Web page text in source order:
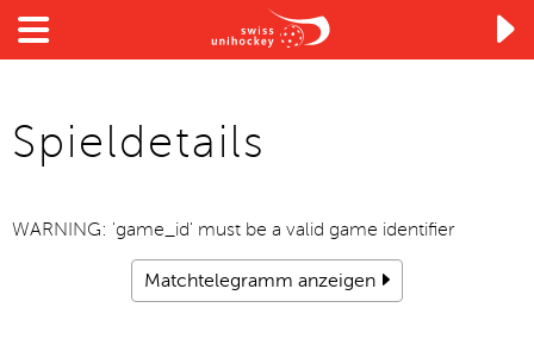

Spieldetails
WARNING: 'game_id' must be a valid game identifier
Matchtelegramm anzeigen